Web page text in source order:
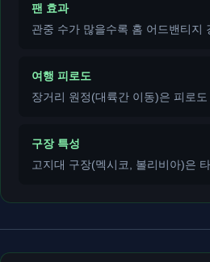
팬 효과
관중 수가 많을수록 홈 어드밴티지
여행 피로도
장거리 원정(대륙간 이동)은 피로
구장 특성
고지대 구장(멕시코, 볼리비아)은